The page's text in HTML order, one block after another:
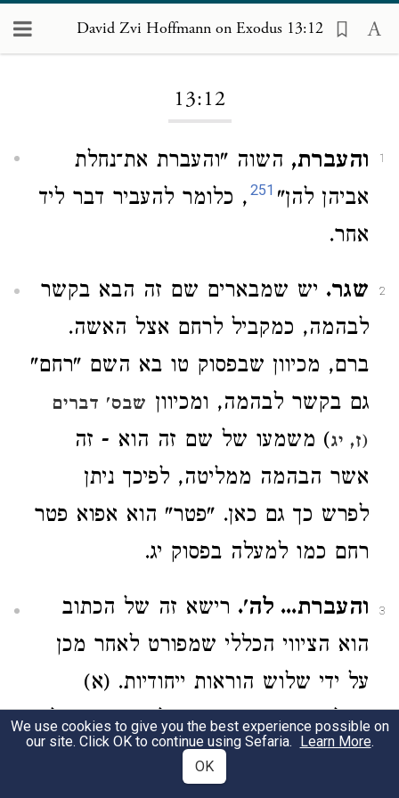
David Zvi Hoffmann on Exodus 13:12
13:12
1 והעברת, השוה "והעברת את־נחלת
אביהן להן" 251, כלומר להעביר דבר ליד
אחר.
2 שגר. יש שמבארים שם זה הבא בקשר
לבהמה, כמקביל לרחם אצל האשה.
ברם, מכיוון שבפסוק טו בא השם "רחם"
גם בקשר לבהמה, ומכיוון שבס' דברים
(ז, יג) משמעו של שם זה הוא - זה
אשר הבהמה ממליטה, לפיכך ניתן
לפרש כך גם כאן. "פטר" הוא אפוא פטר
רחם כמו למעלה בפסוק יג.
3 והעברת... לה'. רישא זה של הכתוב
הוא הציווי הכללי שמפורט לאחר מכן
על ידי שלוש הוראות ייחודיות. (א)
"וכל־פטר שגר בהמה... לה"'; (ב) "וכל
פטר חמר תפדה בשה", שכן אי־אפשר
We use cookies to give you the best experience possible on
our site. Click OK to continue using Sefaria. Learn More.
OK